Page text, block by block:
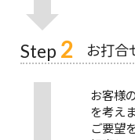
Step 2 お打合
お客様
を考え
ご要望